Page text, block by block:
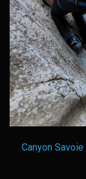
Canyon